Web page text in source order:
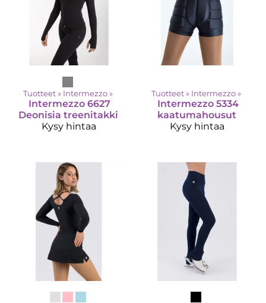
Tuotteet ‪» Intermezzo‪»
Intermezzo 6627
Deonisia treenitakki
Kysy hintaa
Tuotteet ‪» Intermezzo‪»
Intermezzo 5334
kaatumahousut
Kysy hintaa